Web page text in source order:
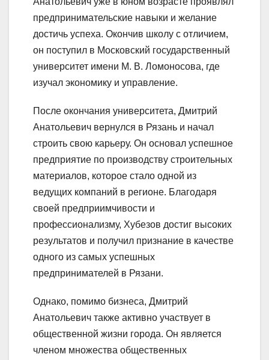
предпринимательские навыки и желание
достичь успеха. Окончив школу с отличием,
он поступил в Московский государственный
университет имени М. В. Ломоносова, где
изучал экономику и управление.
После окончания университета, Дмитрий
Анатольевич вернулся в Рязань и начал
строить свою карьеру. Он основал успешное
предприятие по производству строительных
материалов, которое стало одной из
ведущих компаний в регионе. Благодаря
своей предприимчивости и
профессионализму, Хубезов достиг высоких
результатов и получил признание в качестве
одного из самых успешных
предпринимателей в Рязани.
Однако, помимо бизнеса, Дмитрий
Анатольевич также активно участвует в
общественной жизни города. Он является
членом множества общественных